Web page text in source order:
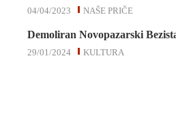
NAŠE PRIČE
04/04/2023
Demoliran Novopazarski
KULTURA
29/01/2024